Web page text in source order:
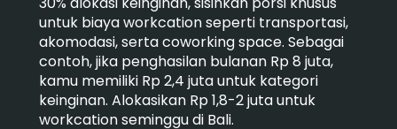
untuk biaya workcation seperti transportasi,
akomodasi, serta coworking space. Sebagai
contoh, jika penghasilan bulanan Rp 8 juta,
kamu memiliki Rp 2,4 juta untuk kategori
keinginan. Alokasikan Rp 1,8-2 juta untuk
workcation seminggu di Bali.